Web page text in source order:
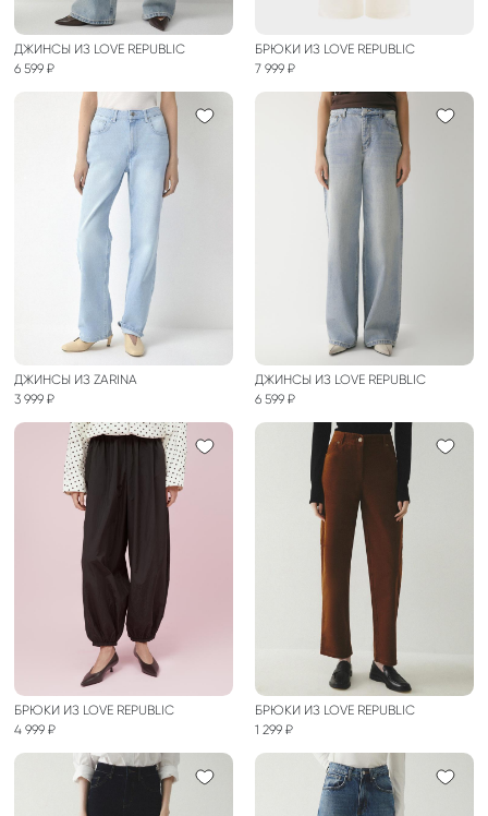
ДЖИНСЫ ИЗ LOVE REPUBLIC
6 599 ₽
БРЮКИ ИЗ LOVE REPUBLIC
7 999 ₽
ДЖИНСЫ ИЗ ZARINA
3 999 ₽
ДЖИНСЫ ИЗ LOVE REPUBLIC
6 599 ₽
БРЮКИ ИЗ LOVE REPUBLIC
4 999 ₽
БРЮКИ ИЗ LOVE REPUBLIC
1 299 ₽